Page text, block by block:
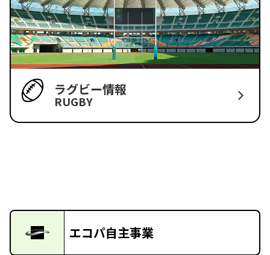
ラグビー情報
RUGBY
エコパ自主事業